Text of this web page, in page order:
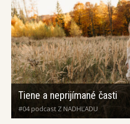
Tiene a neprijímané časti
#04 podcast Z NADHĽADU